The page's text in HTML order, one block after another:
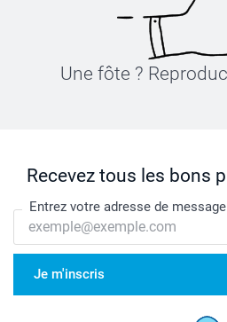
Une fôte ?
Recevez tous les bons
Entrez votre adresse de
Je m'inscris